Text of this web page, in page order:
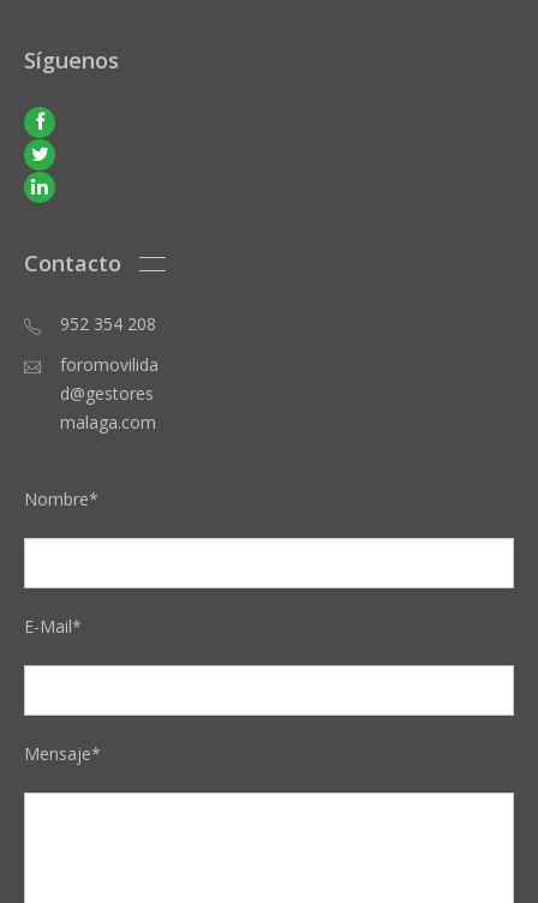
Síguenos
Contacto
952 354 208
foromovilida
d@gestores
malaga.com
Nombre*
E-Mail*
Mensaje*